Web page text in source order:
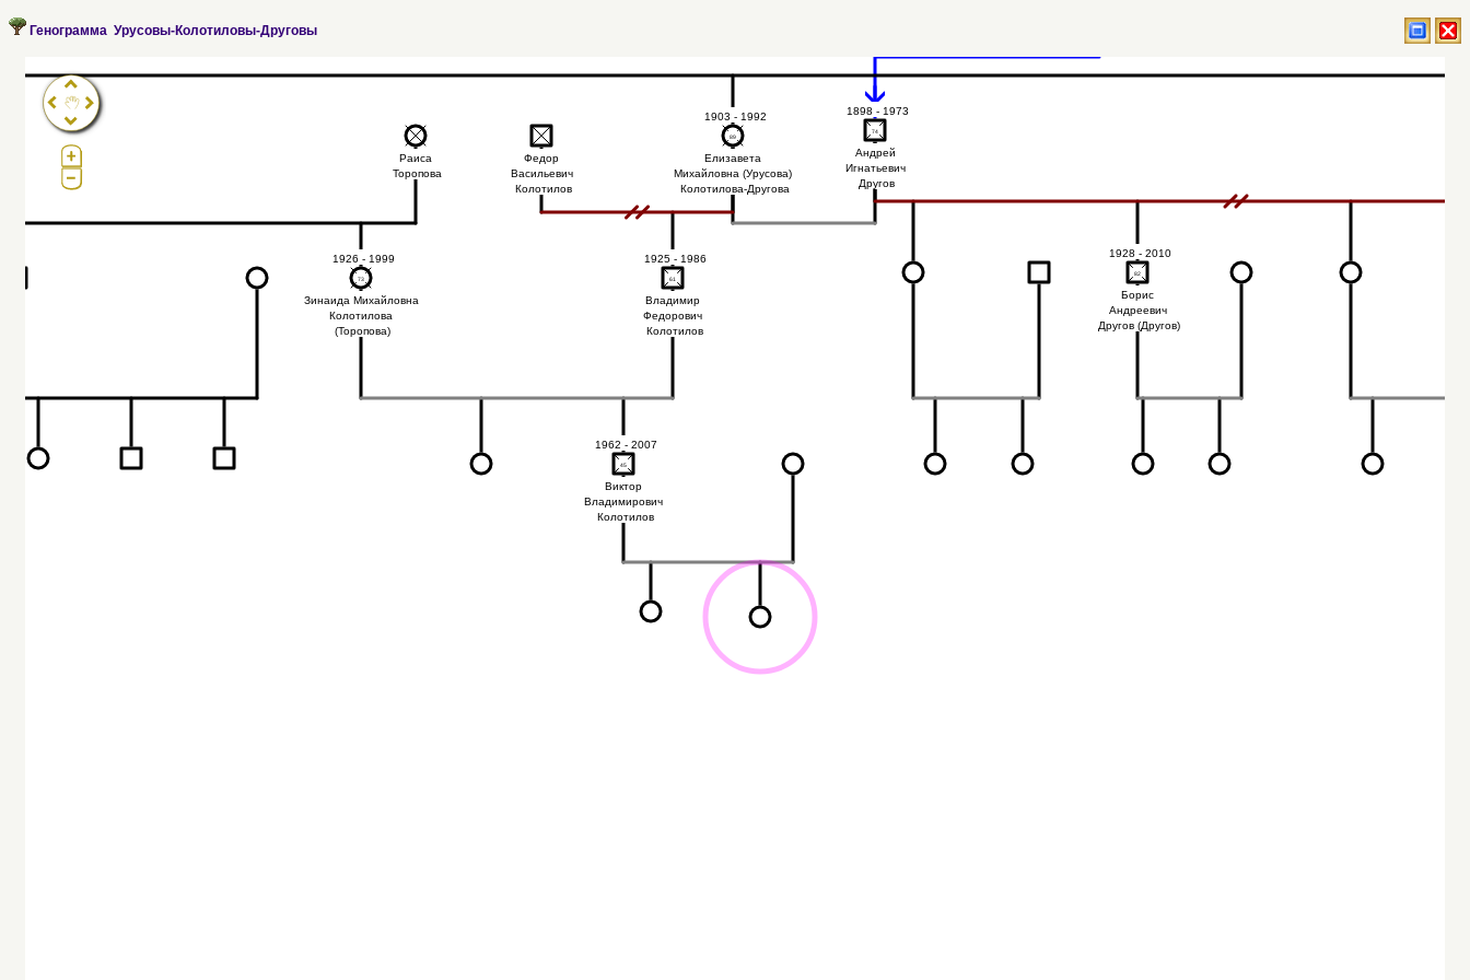
Генограмма Урусовы-Колотиловы-Друговы
Федор
Васильевич
Колотилов
1962 - 2007
Виктор
Владимирович
Колотилов
45
45
1925 - 1986
Владимир
Федорович
Колотилов
61
61
1926 - 1999
Зинаида Михайловна
Колотилова
(Торопова)
73
73
1898 - 1973
Андрей
Игнатьевич
Другов
74
74
1928 - 2010
Борис
Андреевич
Другов (Другов)
82
82
1903 - 1992
Елизавета
Михайловна (Урусова)
Колотилова-Другова
89
89
Раиса
Торопова